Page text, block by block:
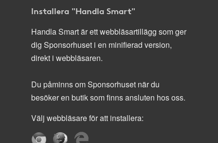
Installera "Handla Smart"
Handla Smart är ett webbläsartillägg som ger
dig Sponsorhuset i en minifierad version,
direkt i webbläsaren.
Du påminns om Sponsorhuset när du
besöker en butik som finns ansluten hos oss.
Välj webbläsare för att installera: